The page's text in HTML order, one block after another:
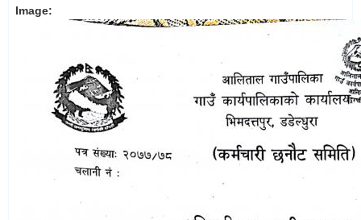
Image: